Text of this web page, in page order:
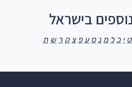
בישראל
ט י כ ל מ נ ס ע פ צ ק ר ש ת